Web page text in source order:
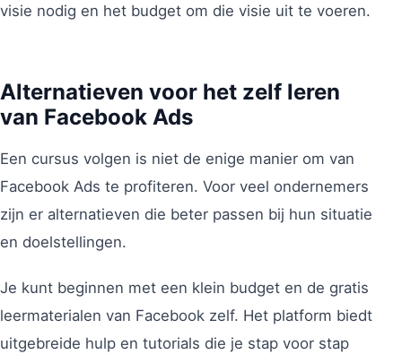
visie nodig en het budget om die visie uit te voeren.
Alternatieven voor het zelf leren
van Facebook Ads
Een cursus volgen is niet de enige manier om van
Facebook Ads te profiteren. Voor veel ondernemers
zijn er alternatieven die beter passen bij hun situatie
en doelstellingen.
Je kunt beginnen met een klein budget en de gratis
leermaterialen van Facebook zelf. Het platform biedt
uitgebreide hulp en tutorials die je stap voor stap